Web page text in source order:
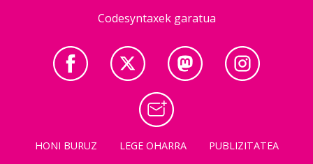
Codesyntaxek garatua
HONI BURUZ LEGE OHARRA PUBLIZITATEA